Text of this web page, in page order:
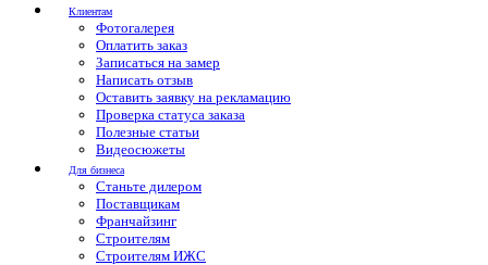
Клиентам
Фотогалерея
Оплатить заказ
Записаться на замер
Написать отзыв
Оставить заявку на рекламацию
Проверка статуса заказа
Полезные статьи
Видеосюжеты
Для бизнеса
Станьте дилером
Поставщикам
Франчайзинг
Строителям
Строителям ИЖС